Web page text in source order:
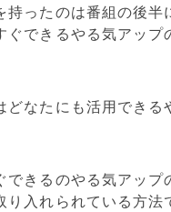
持ったのは番組の後半
ぐできるやる気アップ
どなたにも活用でき
できるのやる気アッ
り入れられている方法